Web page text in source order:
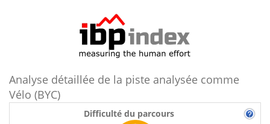
Analyse détaillée de la piste analysée comme
Vélo (BYC)
Difficulté du parcours